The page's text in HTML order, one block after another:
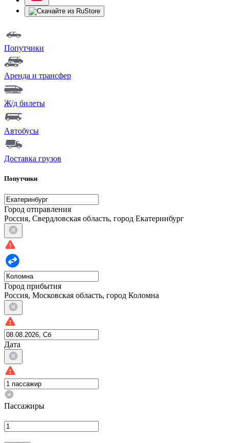
Попутчики
Аренда и трансфер
Ж/д билеты
Автобусы
Доставка грузов
Попутчики
Город отправления
Россия, Свердловская область, город Екатеринбург
Город прибытия
Россия, Московская область, город Коломна
Дата
Пассажиры